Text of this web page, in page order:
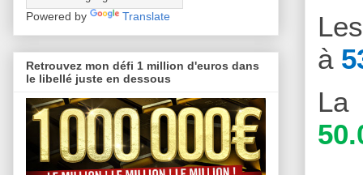
à
La
Powered by Translate
Retrouvez mon défi 1 million d'euros dans
le libellé juste en dessous